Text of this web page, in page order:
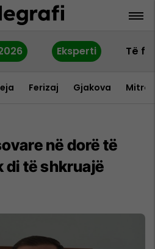
Eksperti Të
Ferizaj Gjakova
në dorë të
di të shkruajë